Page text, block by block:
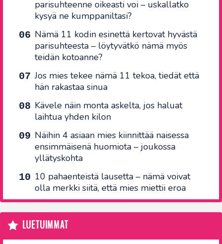
parisuhteenne oikeasti voi – uskallatko
kysyä ne kumppaniltasi?
Nämä 11 kodin esinettä kertovat hyvästä
parisuhteesta – löytyvätkö nämä myös
teidän kotoanne?
Jos mies tekee nämä 11 tekoa, tiedät että
hän rakastaa sinua
Kävele näin monta askelta, jos haluat
laihtua yhden kilon
Näihin 4 asiaan mies kiinnittää naisessa
ensimmäisenä huomiota – joukossa
yllätyskohta
10 pahaenteistä lausetta – nämä voivat
olla merkki siitä, että mies miettii eroa
LUETUIMMAT